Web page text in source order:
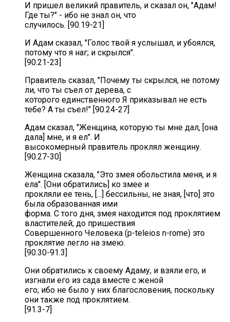
И пришел великий правитель, и сказал он, "Адам!
Где ты?" - ибо не знал он, что
случилось. [90.19-21]
И Адам сказал, "Голос твой я услышал, и убоялся,
потому что я наг; и скрылся".
[90.21-23]
Правитель сказал, "Почему ты скрылся, не потому
ли, что ты съел от дерева, с
которого единственного Я приказывал не есть
тебе? А ты съел!" [90.24-27]
Адам сказал, "Женщина, которую ты мне дал, [она
дала] мне, и я ел". И
высокомерный правитель проклял женщину.
[90.27-30]
Женщина сказала, "Это змея обольстила меня, и я
ела". [Они обратились] ко змее и
прокляли ее тень, [...] бессильны, не зная, [что] это
была образованная ими
форма. С того дня, змея находится под проклятием
властителей; до пришествия
Совершенного Человека (p-teleios n-rome) это
проклятие легло на змею.
[90.30-91.3]
Они обратились к своему Адаму, и взяли его, и
изгнали его из сада вместе с женой
его; ибо не было у них благословения, поскольку
они также под проклятием.
[91.3-7]